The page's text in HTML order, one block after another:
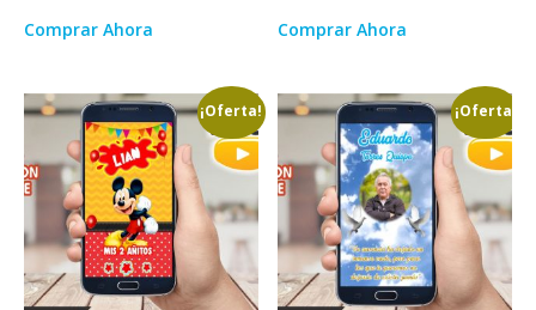
Comprar Ahora Comprar Ahora
¡Oferta! ¡Oferta!